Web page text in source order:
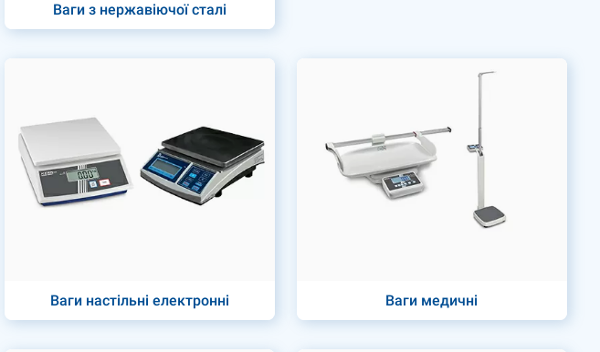
Ваги з нержавіючої сталі
Ваги настільні електронні Ваги медичні